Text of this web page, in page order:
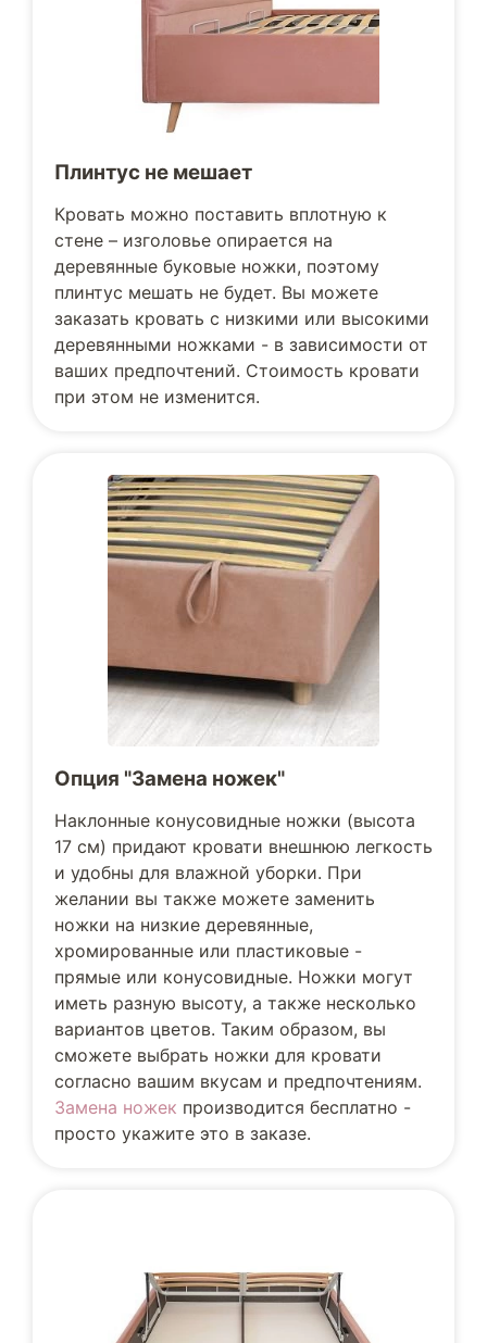
Плинтус не мешает
Кровать можно поставить вплотную к
стене – изголовье опирается на
деревянные буковые ножки, поэтому
плинтус мешать не будет. Вы можете
заказать кровать с низкими или высокими
деревянными ножками - в зависимости от
ваших предпочтений. Стоимость кровати
при этом не изменится.
Опция "Замена ножек"
Наклонные конусовидные ножки (высота
17 см) придают кровати внешнюю легкость
и удобны для влажной уборки. При
желании вы также можете заменить
ножки на низкие деревянные,
хромированные или пластиковые -
прямые или конусовидные. Ножки могут
иметь разную высоту, а также несколько
вариантов цветов. Таким образом, вы
сможете выбрать ножки для кровати
согласно вашим вкусам и предпочтениям.
Замена ножек производится бесплатно -
просто укажите это в заказе.